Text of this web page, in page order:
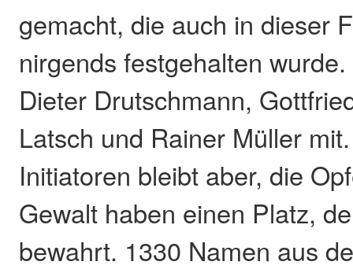
gemacht, die auch in dieser
nirgends festgehalten
Dieter Drutschmann,
Latsch und Rainer Müller
Initiatoren bleibt aber, die
Gewalt haben einen Platz,
bewahrt. 1330 Namen aus